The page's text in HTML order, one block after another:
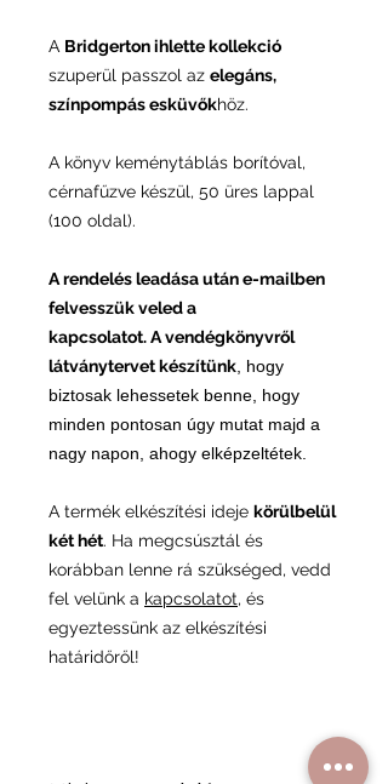
A Bridgerton ihlette kollekció
szuperül passzol az elegáns,
színpompás esküvőkhöz.
A könyv keménytáblás borítóval,
cérnafűzve készül, 50 üres lappal
(100 oldal).
A rendelés leadása után e-mailben
felvesszük veled a
kapcsolatot. Avendégkönyvről
látványtervet készítünk, hogy
biztosak lehessetek benne, hogy
minden pontosan úgy mutat majd a
nagy napon, ahogy elképzeltétek.
A termék elkészítési ideje körülbelül
két hét. Ha megcsúsztál és
korábban lenne rá szükséged, vedd
fel velünk a kapcsolatot, és
egyeztessünk az elkészítési
határidőről!